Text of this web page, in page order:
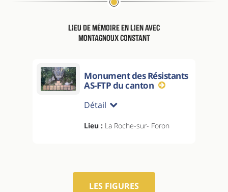
Lieu de mémoire en lien avec
Montagnoux Constant
Monument des Résistants
AS-FTP du canton
Détail
Lieu : La Roche-sur- Foron
LES FIGURES